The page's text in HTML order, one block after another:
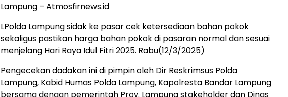
Lampung – Atmosfirnews.id
LPolda Lampung sidak ke pasar cek ketersediaan bahan pokok
sekaligus pastikan harga bahan pokok di pasaran normal dan sesuai
menjelang Hari Raya Idul Fitri 2025. Rabu(12/3/2025)
Pengecekan dadakan ini di pimpin oleh Dir Reskrimsus Polda
Lampung, Kabid Humas Polda Lampung, Kapolresta Bandar Lampung